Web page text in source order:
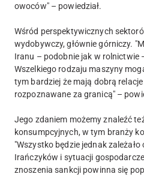
owoców" – powiedział.
Wśród perspektywicznych
wydobywczy, głównie górniczy.
Iranu – podobnie jak w rolnictwie
Wszelkiego rodzaju maszyny
tym bardziej że mają dobrą
rozpoznawane za granicą" –
Jego zdaniem możemy znaleźć
konsumpcyjnych, w tym branży
"Wszystko będzie jednak zależało
Irańczyków i sytuacji
znoszenia sankcji powinna się